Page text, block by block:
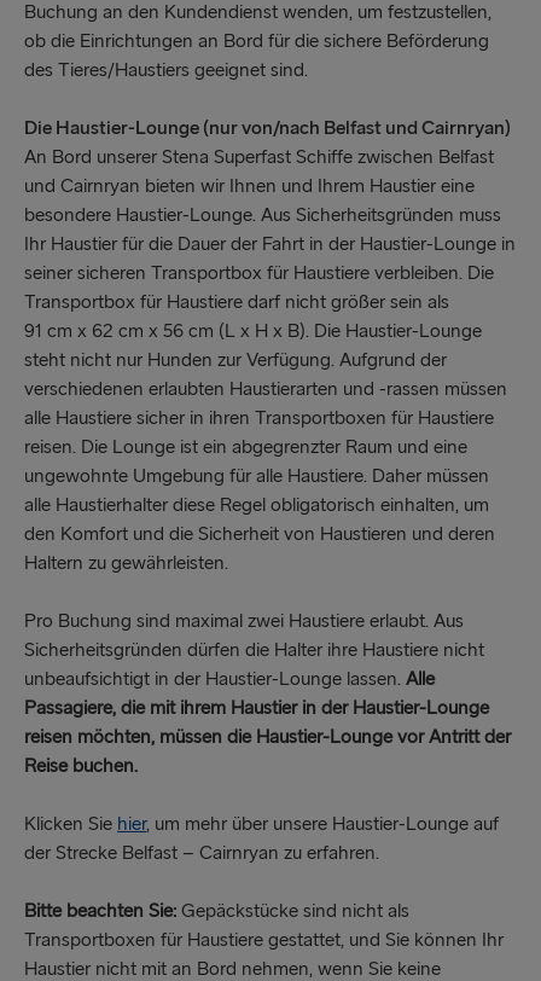
Buchung an den Kundendienst wenden, um festzustellen,
ob die Einrichtungen an Bord für die sichere Beförderung
des Tieres/Haustiers geeignet sind.
Die Haustier-Lounge (nur von/nach Belfast und Cairnryan)
An Bord unserer Stena Superfast Schiffe zwischen Belfast
und Cairnryan bieten wir Ihnen und Ihrem Haustier eine
besondere Haustier-Lounge. Aus Sicherheitsgründen muss
Ihr Haustier für die Dauer der Fahrt in der Haustier-Lounge in
seiner sicheren Transportbox für Haustiere verbleiben. Die
Transportbox für Haustiere darf nicht größer sein als
91 cm x 62 cm x 56 cm (L x H x B). Die Haustier-Lounge
steht nicht nur Hunden zur Verfügung. Aufgrund der
verschiedenen erlaubten Haustierarten und -rassen müssen
alle Haustiere sicher in ihren Transportboxen für Haustiere
reisen. Die Lounge ist ein abgegrenzter Raum und eine
ungewohnte Umgebung für alle Haustiere. Daher müssen
alle Haustierhalter diese Regel obligatorisch einhalten, um
den Komfort und die Sicherheit von Haustieren und deren
Haltern zu gewährleisten.
Pro Buchung sind maximal zwei Haustiere erlaubt. Aus
Sicherheitsgründen dürfen die Halter ihre Haustiere nicht
unbeaufsichtigt in der Haustier-Lounge lassen. Alle
Passagiere, die mit ihrem Haustier in der Haustier-Lounge
reisen möchten, müssen die Haustier-Lounge vor Antritt der
Reise buchen.
Klicken Sie hier, um mehr über unsere Haustier-Lounge auf
der Strecke Belfast – Cairnryan zu erfahren.
Bitte beachten Sie: Gepäckstücke sind nicht als
Transportboxen für Haustiere gestattet, und Sie können Ihr
Haustier nicht mit an Bord nehmen, wenn Sie keine